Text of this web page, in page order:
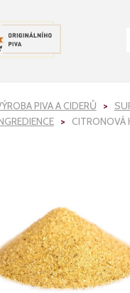
PIVA A CIDERŮ
CITRONOVÁ